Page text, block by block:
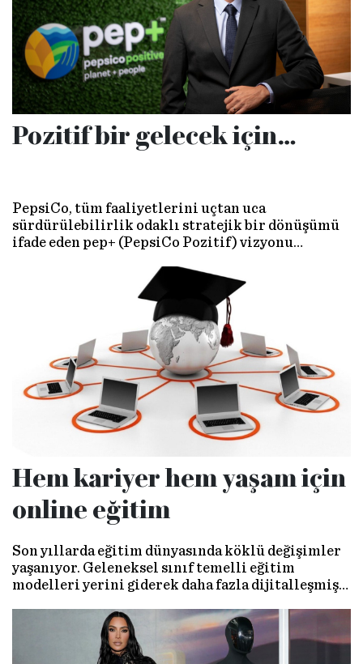
Pozitif bir gelecek için…
PepsiCo, tüm faaliyetlerini uçtan uca
sürdürülebilirlik odaklı stratejik bir dönüşümü
ifade eden pep+ (PepsiCo Pozitif) vizyonu
kadın gücü ve yapay zeka ile yeniden şekillenen iş
modellerinden PepsiCo Türkiye Genel Müdürü
Evrim Şen’den dinleyelim…
Hem kariyer hem yaşam için
online eğitim
Son yıllarda eğitim dünyasında köklü değişimler
yaşanıyor. Geleneksel sınıf temelli eğitim
modelleri yerini giderek daha fazla dijitalleşmiş,
platformlarına bırakıyor. Online eğitim, hem
bireysel hem de kurumsal düzeyde hızlı bir
büyüme kaydediyor.